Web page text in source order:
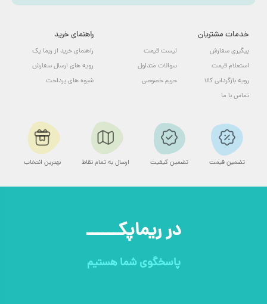
خدمات مشتریان
پیگیری سفارش
لیست قیمت
استعلام قیمت
سوالات متداول
رویه بازگردانی کالا
حریم خصوصی
تماس با ما
راهنمای خرید
راهنمای خرید از ریما پک
رویه های ارسال سفارش
شیوه های پرداخت
تضمین قیمت تضمین کیفیت ارسال به تمام نقاط بهترین انتخاب
در ریماپکــــــ
پاسخگوی شما هستیم